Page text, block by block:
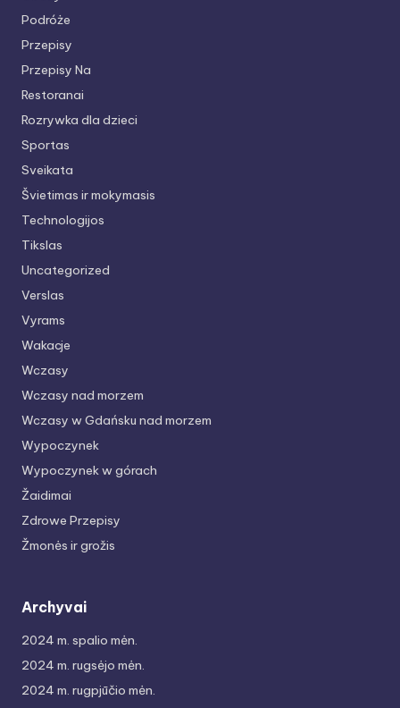
Podróże
Przepisy
Przepisy Na
Restoranai
Rozrywka dla dzieci
Sportas
Sveikata
Švietimas ir mokymasis
Technologijos
Tikslas
Uncategorized
Verslas
Vyrams
Wakacje
Wczasy
Wczasy nad morzem
Wczasy w Gdańsku nad morzem
Wypoczynek
Wypoczynek w górach
Žaidimai
Zdrowe Przepisy
Žmonės ir grožis
Archyvai
2024 m. spalio mėn.
2024 m. rugsėjo mėn.
2024 m. rugpjūčio mėn.